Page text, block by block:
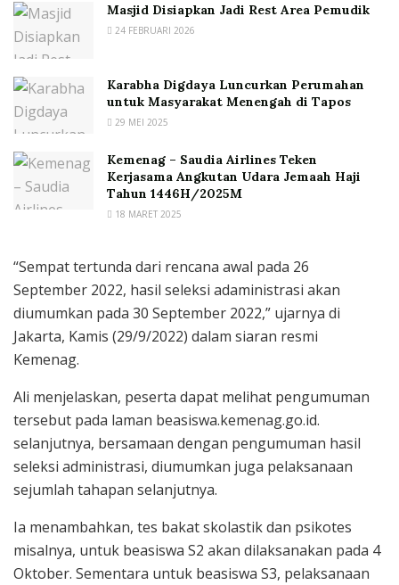
Masjid Disiapkan Jadi Rest Area Pemudik
24 FEBRUARI 2026
Karabha Digdaya Luncurkan Perumahan
untuk Masyarakat Menengah di Tapos
29 MEI 2025
Kemenag – Saudia Airlines Teken
Kerjasama Angkutan Udara Jemaah Haji
Tahun 1446H/2025M
18 MARET 2025
“Sempat tertunda dari rencana awal pada 26
September 2022, hasil seleksi adaministrasi akan
diumumkan pada 30 September 2022,” ujarnya di
Jakarta, Kamis (29/9/2022) dalam siaran resmi
Kemenag.
Ali menjelaskan, peserta dapat melihat pengumuman
tersebut pada laman beasiswa.kemenag.go.id.
selanjutnya, bersamaan dengan pengumuman hasil
seleksi administrasi, diumumkan juga pelaksanaan
sejumlah tahapan selanjutnya.
Ia menambahkan, tes bakat skolastik dan psikotes
misalnya, untuk beasiswa S2 akan dilaksanakan pada 4
Oktober. Sementara untuk beasiswa S3, pelaksanaan